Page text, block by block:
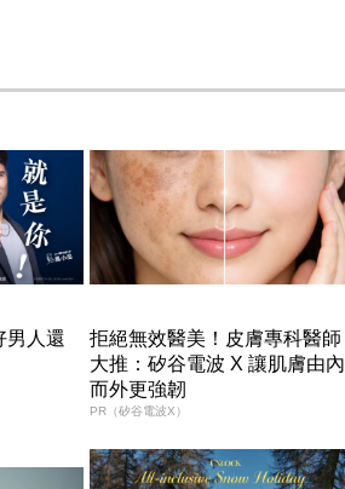
男人還
拒絕無效醫美！皮膚專科醫師
大推：矽谷電波 X 讓肌膚由內
而外更強韌
PR（矽谷電波X）